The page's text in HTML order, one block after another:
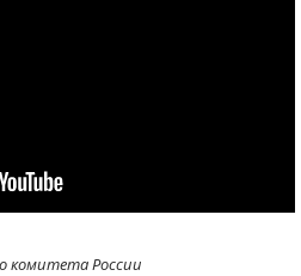
комитета России